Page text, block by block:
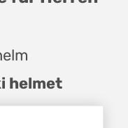
helmet